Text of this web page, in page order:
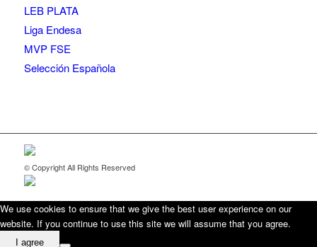
LEB PLATA
Liga Endesa
MVP FSE
Selección Española
© Copyright All Rights Reserved
We use cookies to ensure that we give the best user experience on our
website. If you continue to use this site we will assume that you agree.
I agree